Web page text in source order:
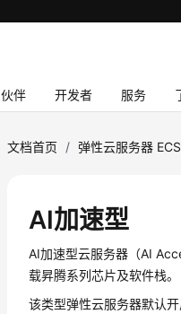
伙伴 开发者 服务
文档首页 / 弹性云服务器 ECS
AI加速型
AI加速型云服务器（AI
载昇腾系列芯片及软件栈。
该类型弹性云服务器默认